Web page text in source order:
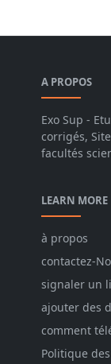
A PROPOS
Exo Sup -
corrigés,
facultés
LEARN MORE
à propos
contactez-
signaler un
ajouter des
comment
Politique